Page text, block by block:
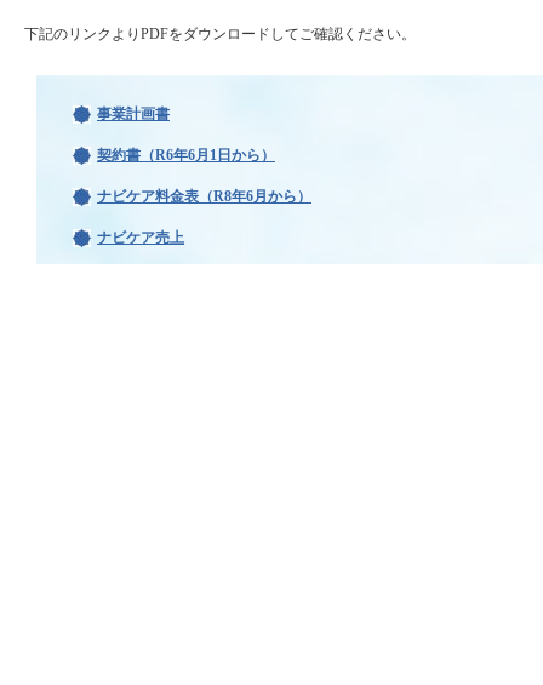
下記のリンクよりPDFをダウンロードしてご確認ください。
事業計画書
契約書（R6年6月1日から）
ナビケア料金表（R8年6月から）
ナビケア売上